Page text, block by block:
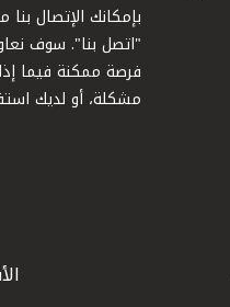
بإمكانك الإتصال
"اتصل بنا". سوف
فرصة ممكنة فيما
مشكلة، أو لديك